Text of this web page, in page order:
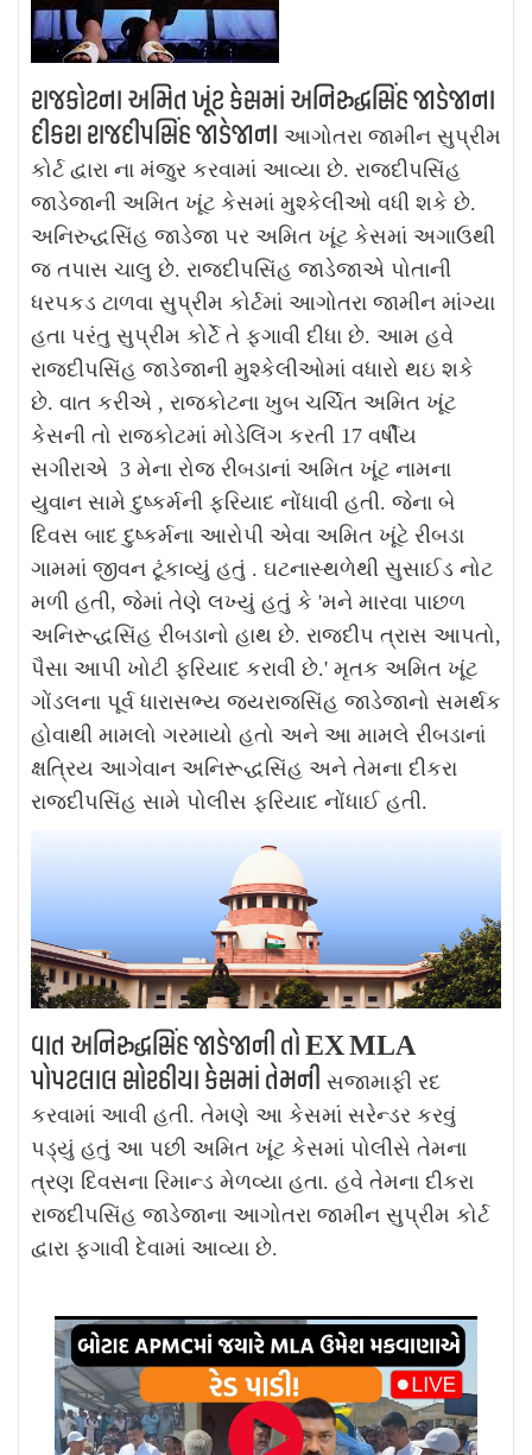
રાજકોટના અમિત ખૂંટ કેસમાં અનિરુદ્ધસિંહ જાડેજાના
દીકરા રાજદીપસિંહ જાડેજાના આગોતરા જામીન સુપ્રીમ
કોર્ટ દ્વારા ના મંજુર કરવામાં આવ્યા છે. રાજદીપસિંહ
જાડેજાની અમિત ખૂંટ કેસમાં મુશ્કેલીઓ વધી શકે છે.
અનિરુદ્ધસિંહ જાડેજા પર અમિત ખૂંટ કેસમાં અગાઉથી
જ તપાસ ચાલુ છે. રાજદીપસિંહ જાડેજાએ પોતાની
ધરપકડ ટાળવા સુપ્રીમ કોર્ટમાં આગોતરા જામીન માંગ્યા
હતા પરંતુ સુપ્રીમ કોર્ટે તે ફગાવી દીધા છે. આમ હવે
રાજદીપસિંહ જાડેજાની મુશ્કેલીઓમાં વધારો થઇ શકે
છે. વાત કરીએ , રાજકોટના ખુબ ચર્ચિત અમિત ખૂંટ
કેસની તો રાજકોટમાં મોડેલિંગ કરતી 17 વર્ષીય
સગીરાએ 3 મેના રોજ રીબડાનાં અમિત ખૂંટ નામના
યુવાન સામે દુષ્કર્મની ફરિયાદ નોંધાવી હતી. જેના બે
દિવસ બાદ દુષ્કર્મના આરોપી એવા અમિત ખૂંટે રીબડા
ગામમાં જીવન ટૂંકાવ્યું હતું . ઘટનાસ્થળેથી સુસાઈડ નોટ
મળી હતી, જેમાં તેણે લખ્યું હતું કે 'મને મારવા પાછળ
અનિરૂદ્ધસિંહ રીબડાનો હાથ છે. રાજદીપ ત્રાસ આપતો,
પૈસા આપી ખોટી ફરિયાદ કરાવી છે.' મૃતક અમિત ખૂંટ
ગોંડલના પૂર્વ ધારાસભ્ય જયરાજસિંહ જાડેજાનો સમર્થક
હોવાથી મામલો ગરમાયો હતો અને આ મામલે રીબડાનાં
ક્ષત્રિય આગેવાન અનિરૂદ્ધસિંહ અને તેમના દીકરા
રાજદીપસિંહ સામે પોલીસ ફરિયાદ નોંધાઈ હતી.
વાત અનિરુદ્ધસિંહ જાડેજાની તો EX MLA
પોપટલાલ સોરઠીયા કેસમાં તેમની સજામાફી રદ
કરવામાં આવી હતી. તેમણે આ કેસમાં સરેન્ડર કરવું
પડ્યું હતું આ પછી અમિત ખૂંટ કેસમાં પોલીસે તેમના
ત્રણ દિવસના રિમાન્ડ મેળવ્યા હતા. હવે તેમના દીકરા
રાજદીપસિંહ જાડેજાના આગોતરા જામીન સુપ્રીમ કોર્ટ
દ્વારા ફગાવી દેવામાં આવ્યા છે.